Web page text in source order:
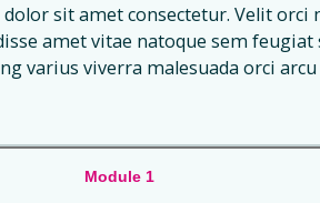
sit amet consectetur. Velit
amet vitae natoque sem
varius viverra malesuada orci
Module 1